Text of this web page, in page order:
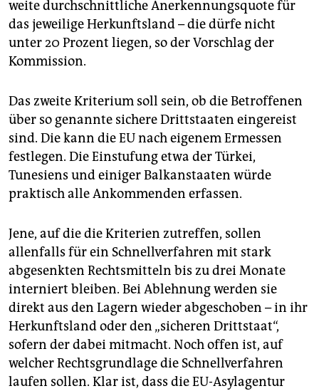
weite durchschnittliche Anerkennungsquote für
das jeweilige Herkunftsland – die dürfe nicht
unter 20 Prozent liegen, so der Vorschlag der
Kommission.
Das zweite Kriterium soll sein, ob die Betroffenen
über so genannte sichere Drittstaaten eingereist
sind. Die kann die EU nach eigenem Ermessen
festlegen. Die Einstufung etwa der Türkei,
Tunesiens und einiger Balkanstaaten würde
praktisch alle Ankommenden erfassen.
Jene, auf die die Kriterien zutreffen, sollen
allenfalls für ein Schnellverfahren mit stark
abgesenkten Rechtsmitteln bis zu drei Monate
interniert bleiben. Bei Ablehnung werden sie
direkt aus den Lagern wieder abgeschoben – in ihr
Herkunftsland oder den „sicheren Drittstaat“,
sofern der dabei mitmacht. Noch offen ist, auf
welcher Rechtsgrundlage die Schnellverfahren
laufen sollen. Klar ist, dass die EU-Asylagentur